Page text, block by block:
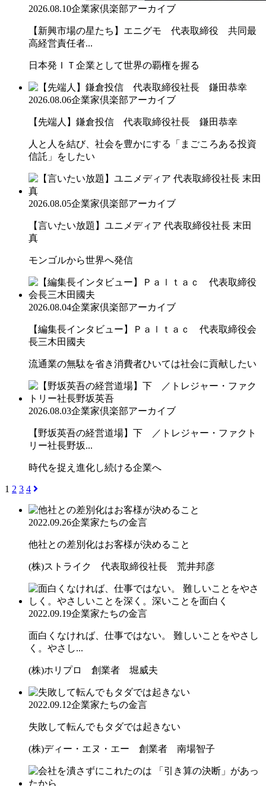
2026.08.10企業家倶楽部アーカイブ
【新興市場の星たち】エニグモ 代表取締役 共同最
高経営責任者...
日本発ＩＴ企業として世界の覇権を握る
2026.08.06企業家倶楽部アーカイブ
【先端人】鎌倉投信 代表取締役社長 鎌田恭幸
人と人を結び、社会を豊かにする「まごころある投資
信託」をしたい
2026.08.05企業家倶楽部アーカイブ
【言いたい放題】ユニメディア 代表取締役社長 末田
真
モンゴルから世界へ発信
2026.08.04企業家倶楽部アーカイブ
【編集長インタビュー】Ｐａｌｔａｃ 代表取締役会
長三木田國夫
流通業の無駄を省き消費者ひいては社会に貢献したい
2026.08.03企業家倶楽部アーカイブ
【野坂英吾の経営道場】下 ／トレジャー・ファクト
リー社長野坂...
時代を捉え進化し続ける企業へ
1 2 3 4
2022.09.26企業家たちの金言
他社との差別化はお客様が決めること
(株)ストライク 代表取締役社長 荒井邦彦
2022.09.19企業家たちの金言
面白くなければ、仕事ではない。 難しいことをやさし
く。やさし...
(株)ホリプロ 創業者 堀威夫
2022.09.12企業家たちの金言
失敗して転んでもタダでは起きない
(株)ディー・エヌ・エー 創業者 南場智子